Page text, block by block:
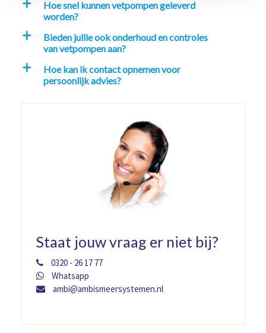
a
Hoe snel kunnen vetpompen geleverd
worden?
a
Bieden jullie ook onderhoud en controles
van vetpompen aan?
a
Hoe kan ik contact opnemen voor
persoonlijk advies?
Staat jouw vraag er niet bij?
0320 - 26 17 77
Whatsapp
ambi@ambismeersystemen.nl